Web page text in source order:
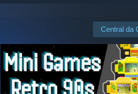
Central da